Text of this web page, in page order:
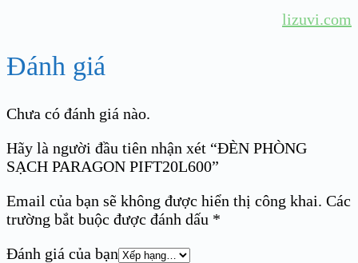
lizuvi.com
Đánh giá
Chưa có đánh giá nào.
Hãy là người đầu tiên nhận xét “ĐÈN PHÒNG
SẠCH PARAGON PIFT20L600”
Email của bạn sẽ không được hiển thị công khai. Các
trường bắt buộc được đánh dấu *
Đánh giá của bạn